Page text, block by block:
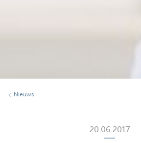
Nieuws
20.06.2017